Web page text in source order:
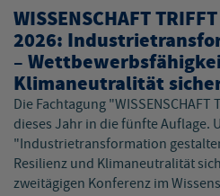
WISSENSCHAFT
2026:
–
Klimaneutralität
Die Fachtagung "WISSENSCHAFT
dieses Jahr in die fünfte Auflage.
"Industrietransformation
Resilienz und Klimaneutralität
zweitägigen Konferenz im